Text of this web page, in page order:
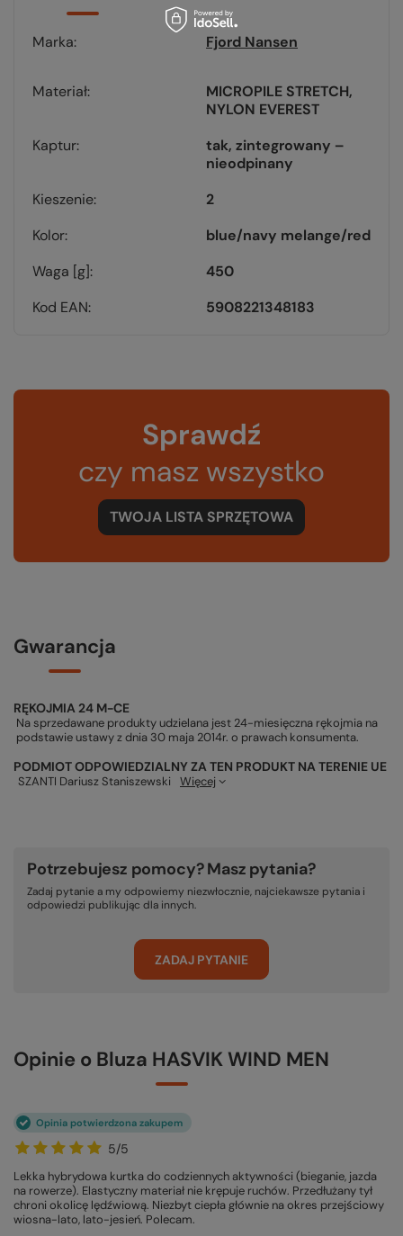
Marka Fjord Nansen
Materiał
MICROPILE STRETCH
NYLON EVEREST
Kaptur
tak, zintegrowany –
nieodpinany
Kieszenie
2
Kolor
blue/navy melange/red
Waga [g]
450
Kod EAN
5908221348183
Sprawdź
czy masz wszystko
TWOJA LISTA SPRZĘTOWA
Gwarancja
RĘKOJMIA 24 M-CE
Na sprzedawane produkty udzielana jest 24-miesięczna rękojmia na
podstawie ustawy z dnia 30 maja 2014r. o prawach konsumenta.
PODMIOT ODPOWIEDZIALNY ZA TEN PRODUKT NA TERENIE UE
SZANTI Dariusz Staniszewski Więcej
Potrzebujesz pomocy? Masz pytania?
Zadaj pytanie a my odpowiemy niezwłocznie, najciekawsze pytania i
odpowiedzi publikując dla innych.
ZADAJ PYTANIE
Opinie o Bluza HASVIK WIND MEN
5/5
Opinia potwierdzona zakupem
Lekka hybrydowa kurtka do codziennych aktywności (bieganie, jazda
na rowerze). Elastyczny materiał nie krępuje ruchów. Przedłużany tył
chroni okolicę lędźwiową. Niezbyt ciepła głównie na okres przejściowy
wiosna-lato, lato-jesień. Polecam.